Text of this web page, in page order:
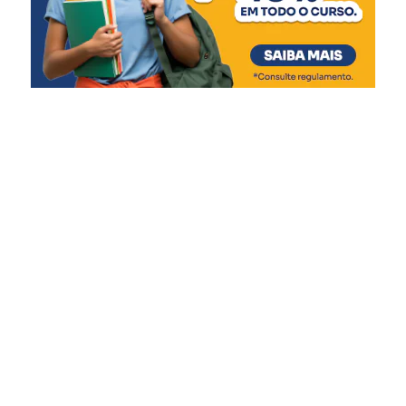
e meio de discussão exclusiva sobre a tecnologia
Aeromovel por parte das áreas técnicas da Prefeitura, do
Governo Federal e da Caixa Econômica Federal.